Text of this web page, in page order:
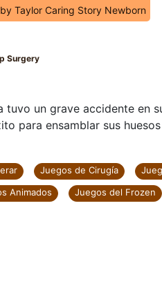
Taylor Caring Story Newborn
Surgery
tuvo un grave accidente en
para ensamblar sus
Juegos de Cirugía
Animados Juegos del Frozen